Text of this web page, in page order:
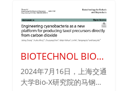
长篇综述
为“Biomolecular
condensates and
disease pathogenesis”的
长篇综述。该综述由中国科
学院生物物理研究所张宏院
学者共同撰写完成，我院李
丹教授、陆青副教授有幸参
BIOTECHNOL BIOF
BIOP | 我院马钢课
题组首次在光合蓝藻
2024年7月16日，上海交通
大学Bio-X研究院的马钢研